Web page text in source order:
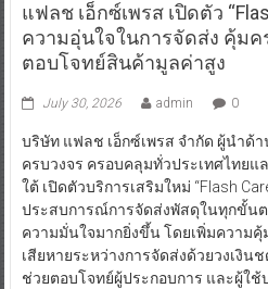
แฟลช เอ็กซ์เพรส เปิดตัว
ความอุ่นใจในการจัดส่ง คุ้มค
ตอบโจทย์สินค้ามูลค่าสูง
July 30, 2026 admin 0
บริษัท แฟลช เอ็กซ์เพรส จำกัด ผู้นำด้
ครบวงจร ครอบคลุมทั่วประเทศไทยแ
ใต้ เปิดตัวบริการเสริมใหม่ “Flash
ประสบการณ์การจัดส่งพัสดุในทุกขั้น
ความมั่นใจมากยิ่งขึ้น โดยเพิ่มความ
เสียหายระหว่างการจัดส่งด้วยวงเงิน
ช่วยตอบโจทย์ผู้ประกอบการ และผู้ใ